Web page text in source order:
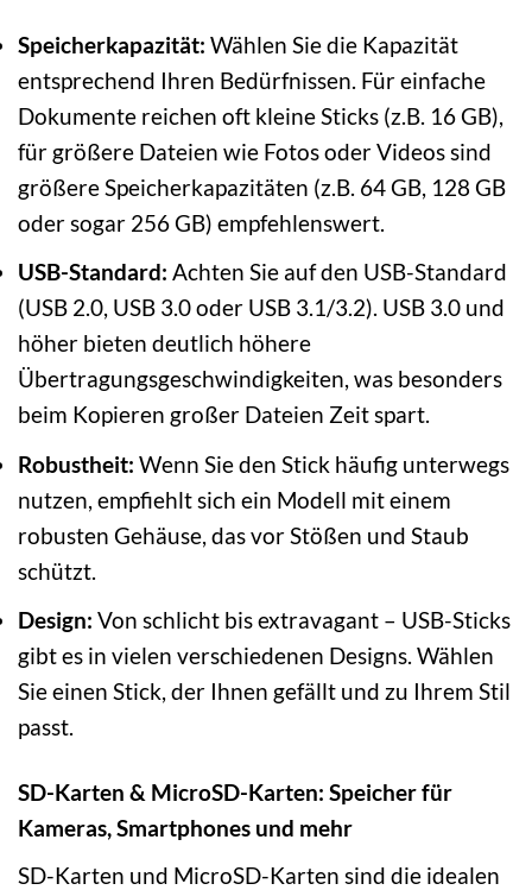
Speicherkapazität: Wählen Sie die Kapazität
entsprechend Ihren Bedürfnissen. Für einfache
Dokumente reichen oft kleine Sticks (z.B. 16 GB),
für größere Dateien wie Fotos oder Videos sind
größere Speicherkapazitäten (z.B. 64 GB, 128 GB
oder sogar 256 GB) empfehlenswert.
USB-Standard: Achten Sie auf den USB-Standard
(USB 2.0, USB 3.0 oder USB 3.1/3.2). USB 3.0 und
höher bieten deutlich höhere
Übertragungsgeschwindigkeiten, was besonders
beim Kopieren großer Dateien Zeit spart.
Robustheit: Wenn Sie den Stick häufig unterwegs
nutzen, empfiehlt sich ein Modell mit einem
robusten Gehäuse, das vor Stößen und Staub
schützt.
Design: Von schlicht bis extravagant – USB-Sticks
gibt es in vielen verschiedenen Designs. Wählen
Sie einen Stick, der Ihnen gefällt und zu Ihrem Stil
passt.
SD-Karten & MicroSD-Karten: Speicher für
Kameras, Smartphones und mehr
SD-Karten und MicroSD-Karten sind die idealen